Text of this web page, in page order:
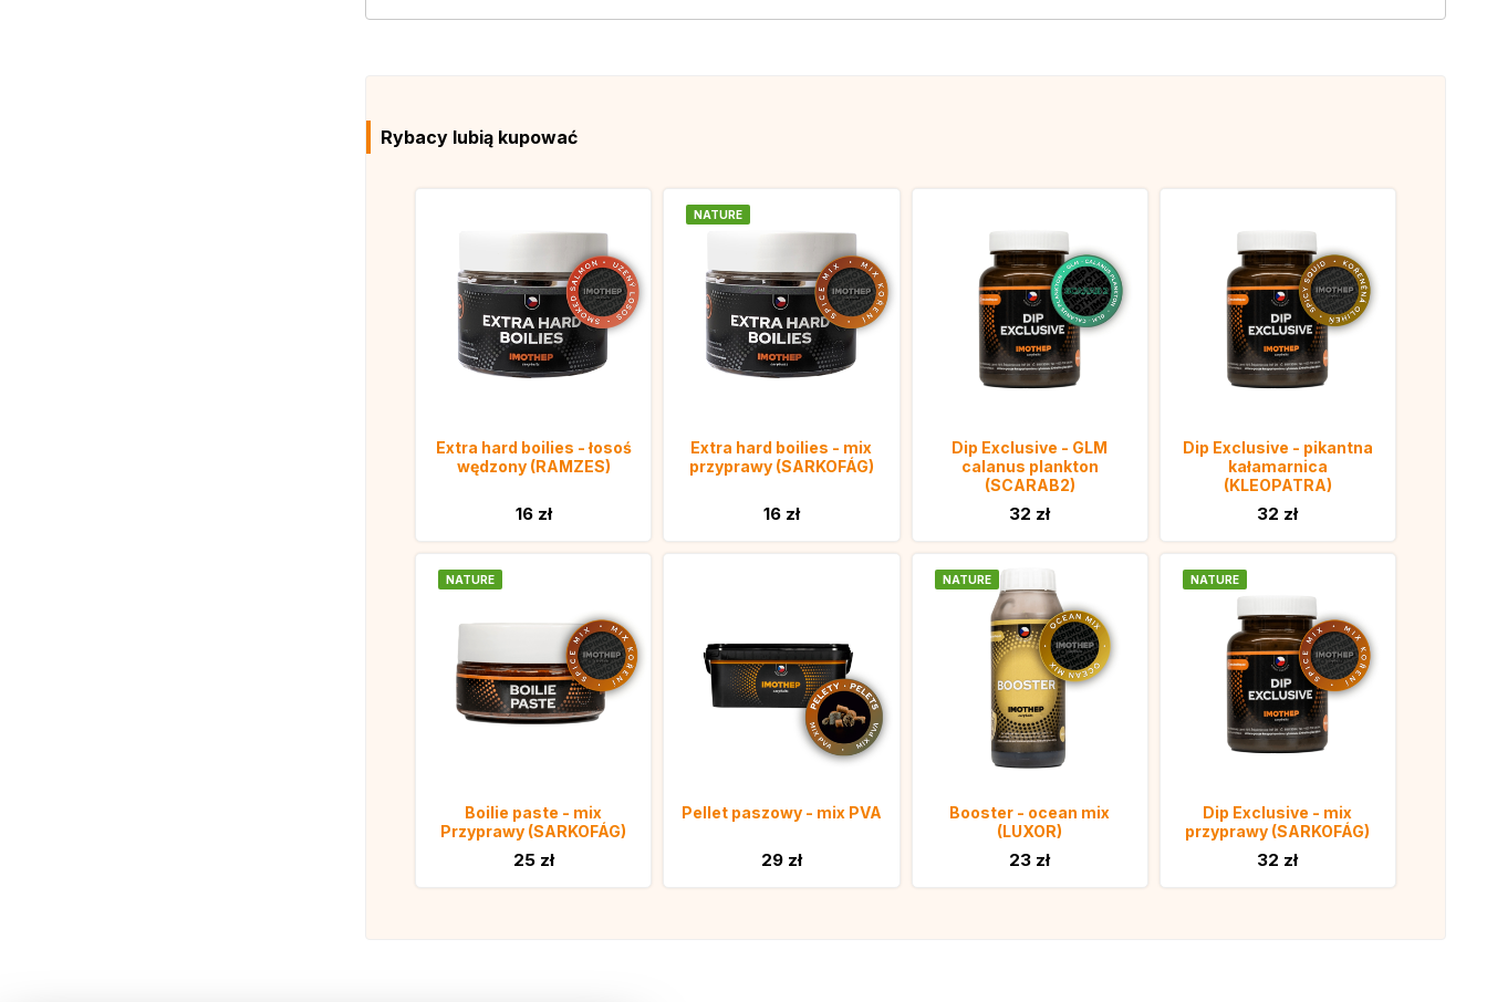
Rybacy lubią kupować
Extra hard boilies - łosoś
wędzony (RAMZES)
16 zł
NATURE
Extra hard boilies - mix
przyprawy (SARKOFÁG)
16 zł
Dip Exclusive - GLM
calanus plankton
(SCARAB2)
32 zł
Dip Exclusive - pikantna
kałamarnica
(KLEOPATRA)
32 zł
NATURE
Boilie paste - mix
Przyprawy (SARKOFÁG)
25 zł
Pellet paszowy - mix PVA
29 zł
NATURE
Booster - ocean mix
(LUXOR)
23 zł
NATURE
Dip Exclusive - mix
przyprawy (SARKOFÁG)
32 zł